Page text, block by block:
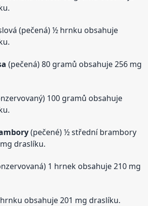
(pečená) ½ hrnku obsahuje
(pečená) 80 gramů obsahuje 256 mg
100 gramů obsahuje
(pečené) ½ střední brambory
draslíku.
1 hrnek obsahuje 210 mg
obsahuje 201 mg draslíku.